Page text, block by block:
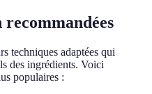
recommandées
techniques adaptées qui
des ingrédients. Voici
populaires :